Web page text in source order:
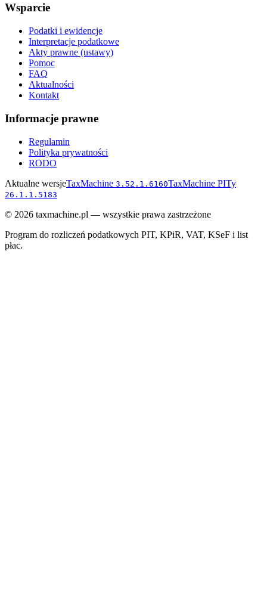
Wsparcie
Podatki i ewidencje
Interpretacje podatkowe
Akty prawne (ustawy)
Pomoc
FAQ
Aktualności
Kontakt
Informacje prawne
Regulamin
Polityka prywatności
RODO
Aktualne wersjeTaxMachine 3.52.1.6160TaxMachine PITy
26.1.1.5183
© 2026 taxmachine.pl — wszystkie prawa zastrzeżone
Program do rozliczeń podatkowych PIT, KPiR, VAT, KSeF i list
płac.